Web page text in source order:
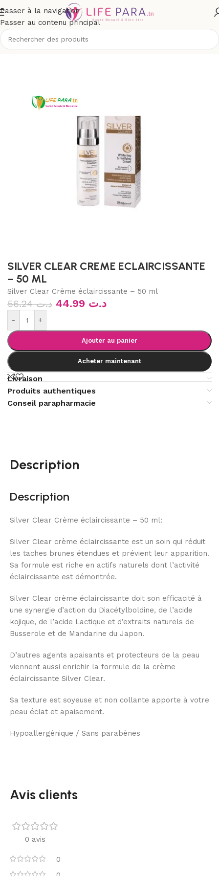
Passer à la navigation
Passer au contenu principal
/Boutique/Visage/Soins anti-taches et dépigmentants
SILVER CLEAR CREME ECLAIRCISSANTE
– 50 ML
Silver Clear Crème éclaircissante – 50 ml
د.ت56.24 د.ت
- +
Ajouter au panier
Acheter maintenant
Livraison
Produits authentiques
Conseil parapharmacie
Description
Description
Silver Clear Crème éclaircissante – 50 ml:
Silver Clear crème éclaircissante est un soin qui réduit
les taches brunes étendues et prévient leur apparition.
Sa formule est riche en actifs naturels dont l’activité
éclaircissante est démontrée.
Silver Clear crème éclaircissante doit son efficacité à
une synergie d’action du Diacétylboldine, de l’acide
kojique, de l’acide Lactique et d’extraits naturels de
Busserole et de Mandarine du Japon.
D’autres agents apaisants et protecteurs de la peau
viennent aussi enrichir la formule de la crème
éclaircissante Silver Clear.
Sa texture est soyeuse et non collante apporte à votre
peau éclat et apaisement.
Hypoallergénique / Sans parabènes
Avis clients
0 avis
0